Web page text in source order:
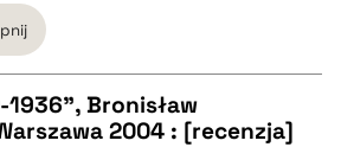
Bronisław
2004 : [recenzja]